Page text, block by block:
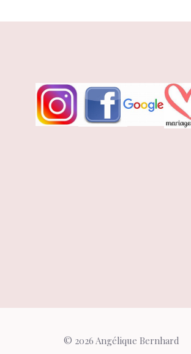
© 2026 Angélique Bernhard